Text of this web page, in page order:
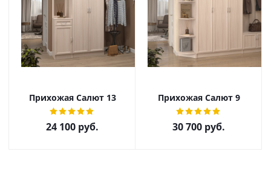
Прихожая Салют 13
24 100 руб.
Прихожая Салют 9
30 700 руб.